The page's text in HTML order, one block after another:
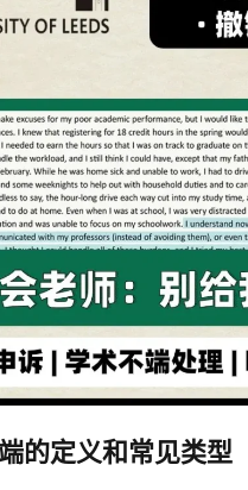
的定义和常见类型